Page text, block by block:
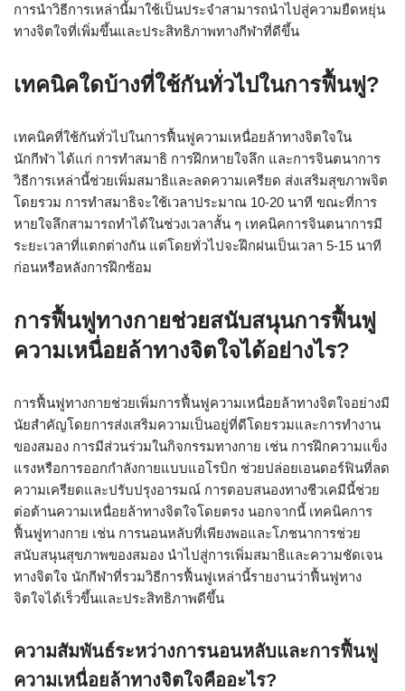
การนำวิธีการเหล่านี้มาใช้เป็นประจำสามารถนำไปสู่ความยืดหยุ่น
ทางจิตใจที่เพิ่มขึ้นและประสิทธิภาพทางกีฬาที่ดีขึ้น
เทคนิคใดบ้างที่ใช้กันทั่วไปในการฟื้นฟู?
เทคนิคที่ใช้กันทั่วไปในการฟื้นฟูความเหนื่อยล้าทางจิตใจใน
นักกีฬา ได้แก่ การทำสมาธิ การฝึกหายใจลึก และการจินตนาการ
วิธีการเหล่านี้ช่วยเพิ่มสมาธิและลดความเครียด ส่งเสริมสุขภาพจิต
โดยรวม การทำสมาธิจะใช้เวลาประมาณ 10-20 นาที ขณะที่การ
หายใจลึกสามารถทำได้ในช่วงเวลาสั้น ๆ เทคนิคการจินตนาการมี
ระยะเวลาที่แตกต่างกัน แต่โดยทั่วไปจะฝึกฝนเป็นเวลา 5-15 นาที
ก่อนหรือหลังการฝึกซ้อม
การฟื้นฟูทางกายช่วยสนับสนุนการฟื้นฟู
ความเหนื่อยล้าทางจิตใจได้อย่างไร?
การฟื้นฟูทางกายช่วยเพิ่มการฟื้นฟูความเหนื่อยล้าทางจิตใจอย่างมี
นัยสำคัญโดยการส่งเสริมความเป็นอยู่ที่ดีโดยรวมและการทำงาน
ของสมอง การมีส่วนร่วมในกิจกรรมทางกาย เช่น การฝึกความแข็ง
แรงหรือการออกกำลังกายแบบแอโรบิก ช่วยปล่อยเอนดอร์ฟินที่ลด
ความเครียดและปรับปรุงอารมณ์ การตอบสนองทางชีวเคมีนี้ช่วย
ต่อต้านความเหนื่อยล้าทางจิตใจโดยตรง นอกจากนี้ เทคนิคการ
ฟื้นฟูทางกาย เช่น การนอนหลับที่เพียงพอและโภชนาการช่วย
สนับสนุนสุขภาพของสมอง นำไปสู่การเพิ่มสมาธิและความชัดเจน
ทางจิตใจ นักกีฬาที่รวมวิธีการฟื้นฟูเหล่านี้รายงานว่าฟื้นฟูทาง
จิตใจได้เร็วขึ้นและประสิทธิภาพดีขึ้น
ความสัมพันธ์ระหว่างการนอนหลับและการฟื้นฟู
ความเหนื่อยล้าทางจิตใจคืออะไร?